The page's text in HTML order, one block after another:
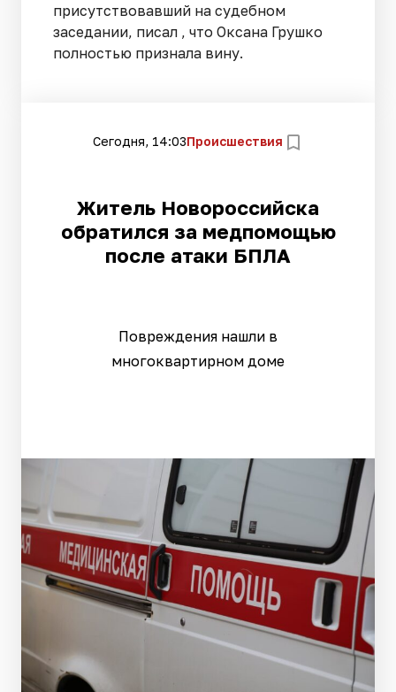
присутствовавший на судебном
заседании, писал , что Оксана Грушко
полностью признала вину.
Сегодня, 14:03Происшествия
Житель Новороссийска
обратился за медпомощью
после атаки БПЛА
Повреждения нашли в
многоквартирном доме